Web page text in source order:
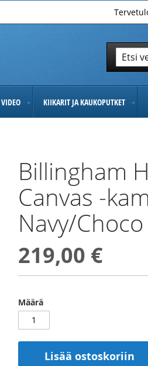
Hae
KIIKARIT JA KAUKOPUTKET
Billingham
Canvas -
Navy/Choco
219,00 €
Määrä
Lisää ostoskoriin